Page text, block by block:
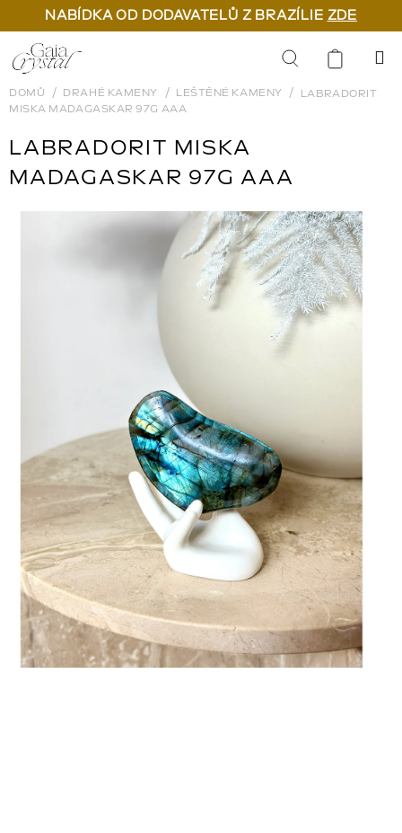
NABÍDKA OD DODAVATELŮ Z BRAZÍLIE ZDE
Přejít
na
obsah
Hledat
DOMŮ DRAHÉ KAMENY LEŠTĚNÉ KAMENY
LABRADORIT
MISKA MADAGASKAR 97G AAA
LABRADORIT MISKA
MADAGASKAR 97G AAA